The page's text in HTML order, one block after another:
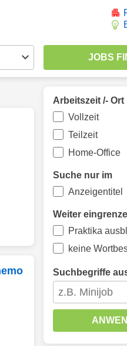
Arbeitszeit /- Ort
Vollzeit
Teilzeit
Home-Office
Suche nur im
Anzeigentitel
Weiter
Praktika
keine
Suchbegriffe